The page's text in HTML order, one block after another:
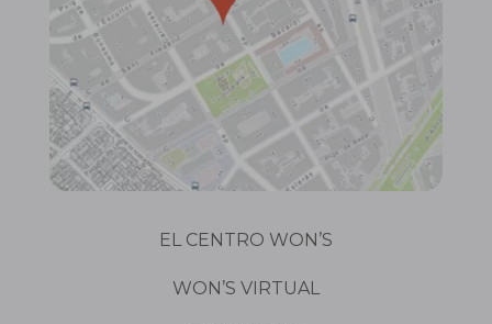
EL CENTRO WON’S
WON’S VIRTUAL